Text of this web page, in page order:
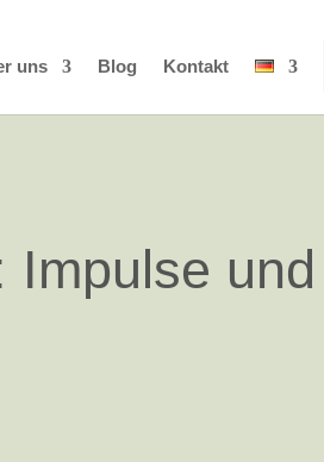
uns Blog Kontakt